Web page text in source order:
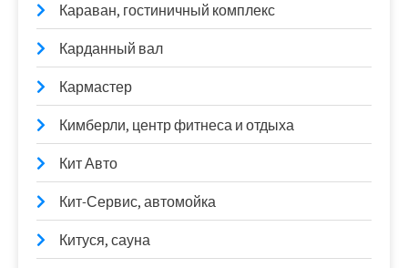
Караван, гостиничный комплекс
Карданный вал
Кармастер
Кимберли, центр фитнеса и отдыха
Кит Авто
Кит-Сервис, автомойка
Китуся, сауна